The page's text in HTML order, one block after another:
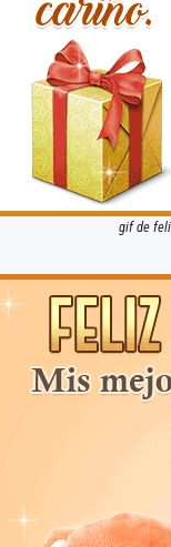
gif de